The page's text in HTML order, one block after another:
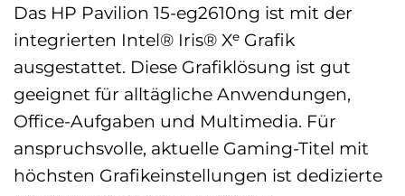
Das HP Pavilion 15-eg2610ng ist mit der
integrierten Intel® Iris® Xᵉ Grafik
ausgestattet. Diese Grafiklösung ist gut
geeignet für alltägliche Anwendungen,
Office-Aufgaben und Multimedia. Für
anspruchsvolle, aktuelle Gaming-Titel mit
höchsten Grafikeinstellungen ist dedizierte